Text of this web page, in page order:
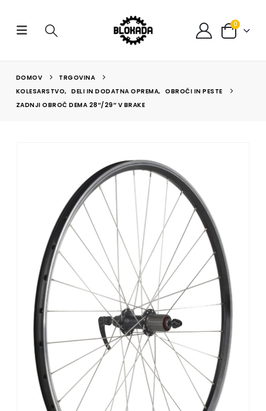
0
DOMOV
TRGOVINA
KOLESARSTVO, DELI IN DODATNA OPREMA,
OBROČI IN PESTE
ZADNJI OBROČ DEMA 28″/29″ V BRAKE